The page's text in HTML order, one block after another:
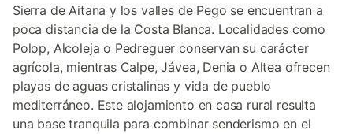
Sierra de Aitana y los valles de Pego se encuentran a
poca distancia de la Costa Blanca. Localidades como
Polop, Alcoleja o Pedreguer conservan su carácter
agrícola, mientras Calpe, Jávea, Denia o Altea ofrecen
playas de aguas cristalinas y vida de pueblo
mediterráneo. Este alojamiento en casa rural resulta
una base tranquila para combinar senderismo en el